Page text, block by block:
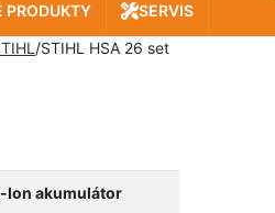
PRODUKTY SERVIS
STIHL HSA 26 set
Ion akumulátor